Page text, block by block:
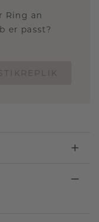
Ring an
er passt?